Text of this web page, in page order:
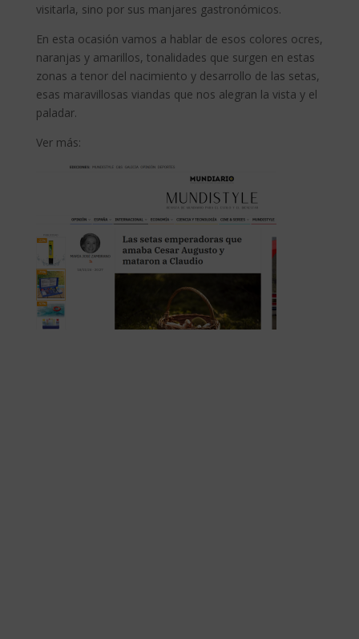
visitarla, sino por sus manjares gastronómicos.
En esta ocasión vamos a hablar de esos colores ocres,
naranjas y amarillos, tonalidades que surgen en estas
zonas a tenor del nacimiento y desarrollo de las setas,
esas maravillosas viandas que nos alegran la vista y el
paladar.
Ver más: